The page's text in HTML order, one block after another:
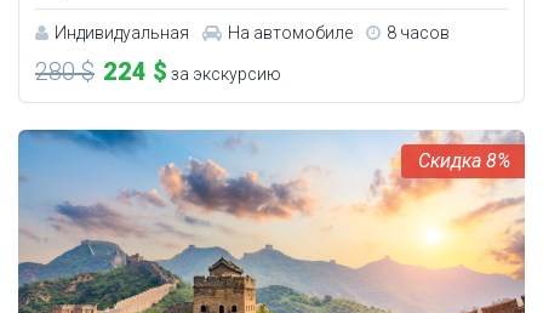
Индивидуальная На автомобиле 8 часов
280 $ 224 $ за экскурсию
8%